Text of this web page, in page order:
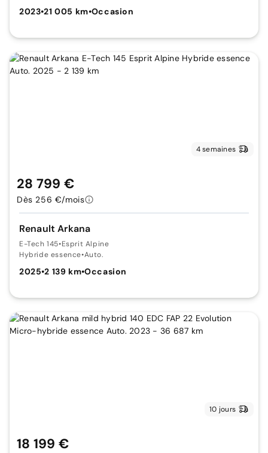
2023•21 005 km•Occasion
4 semaines
Renault Arkana
E-Tech 145•Esprit Alpine
Hybride essence•Auto.
2025•2 139 km•Occasion
28 799 €
Dès 256 €/mois
10 jours
18 199 €